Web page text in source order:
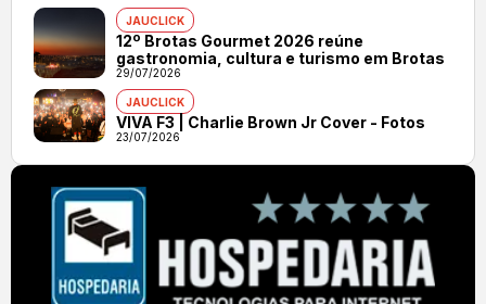
JAUCLICK
12º Brotas Gourmet 2026 reúne
gastronomia, cultura e turismo em Brotas
29/07/2026
JAUCLICK
VIVA F3 | Charlie Brown Jr Cover - Fotos
23/07/2026